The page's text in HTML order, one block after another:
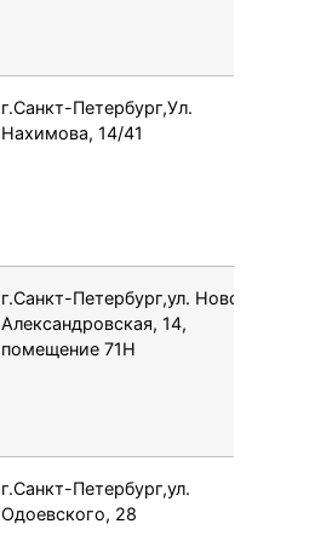
г.Санкт-Петербург,Ул.
Нахимова, 14/41
г.Санкт-Петербург,ул. Ново-
Александровская, 14,
помещение 71Н
г.Санкт-Петербург,ул.
Одоевского, 28